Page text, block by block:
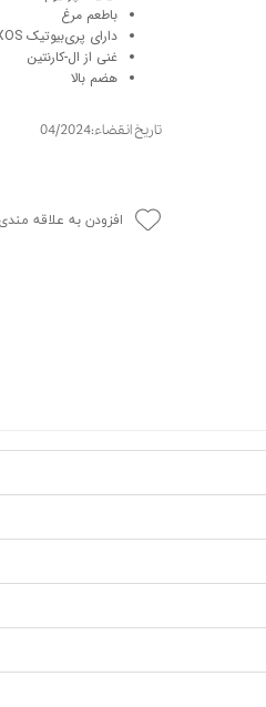
باطعم مرغ
دارای پری‌بیوتیک XOS
غنی از ال-کارنتین
هضم بالا
تاریخ انقضاء:04/2024
افزودن به علاقه